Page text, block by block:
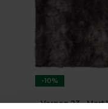
-10%
Vernon 23 -